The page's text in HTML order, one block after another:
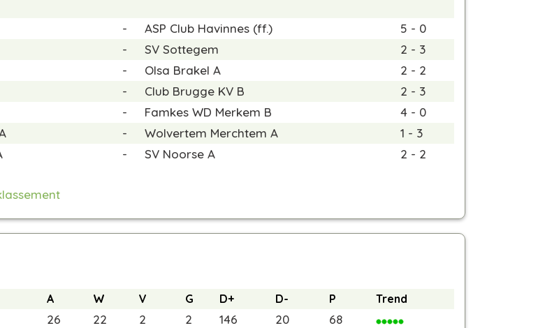
- ASP Club Havinnes (ff.)
5 - 0
- SV Sottegem
2 - 3
- Olsa Brakel A
2 - 2
- Club Brugge KV B
2 - 3
- Famkes WD Merkem B
4 - 0
- Wolvertem Merchtem A
1 - 3
- SV Noorse A 2 - 2
A W V G D+ D- P Trend
26 22 2 2 146 20
68